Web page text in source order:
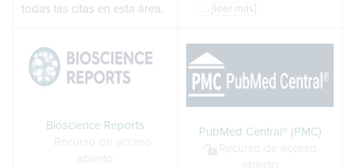
todas las citas en esta área.
... [leer más]
Bioscience Reports
PubMed Central® (PMC)